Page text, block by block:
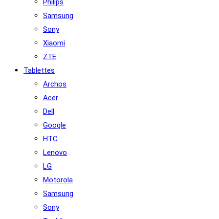
Philips
Samsung
Sony
Xiaomi
ZTE
Tablettes
Archos
Acer
Dell
Google
HTC
Lenovo
LG
Motorola
Samsung
Sony